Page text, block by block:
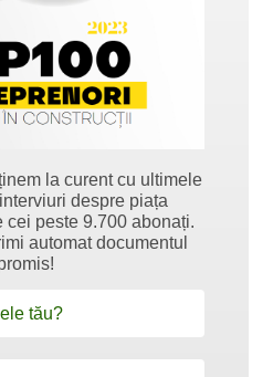
la curent cu ultimele
despre piața
cei peste 9.700 abonați.
automat documentul